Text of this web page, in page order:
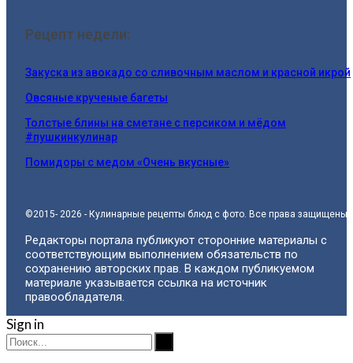
Рецепт недели:
Закуска из авокадо со сливочным маслом и красной икрой
Овсяные крученые багеты
Толстые блины на сметане с персиком и мёдом
#пушкинкулинар
Помидоры с медом «Очень вкусные»
©2015- 2026 - Кулинарные рецепты блюд с фото. Все права защищены.
Редакторы портала публикуют сторонние материалы с
соответствующим выполнением обязательств по
сохранению авторских прав. В каждом публикуемом
материале указывается ссылка на источник
правообладателя.
Sign in